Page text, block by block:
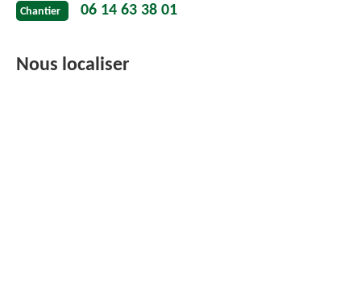
Chantier 06 14 63 38 01
Nous localiser